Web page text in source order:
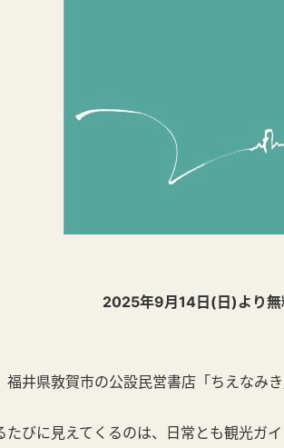
2025年9月14日(日)より無
福井県敦賀市の公設民営書店「ちえなみ
たびに見えてくるのは、日常とも観光ガ